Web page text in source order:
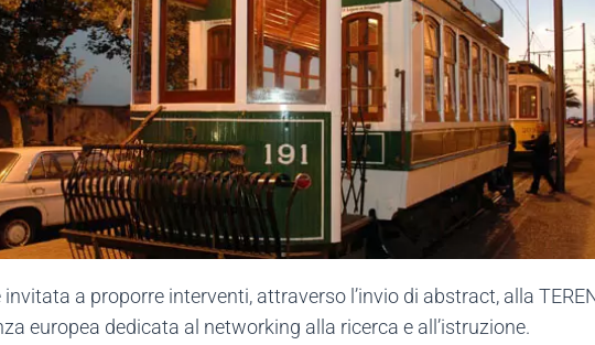
a proporre interventi, attraverso l’invio di abstract, alla
europea dedicata al networking alla ricerca e all’istruzione.